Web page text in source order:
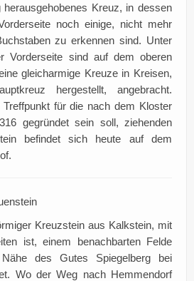
herausgehobenes Kreuz, in dessen
noch einige, nicht mehr
zu erkennen sind. Unter
Vorderseite sind auf dem oberen
gleicharmige Kreuze in Kreisen,
hergestellt, angebracht.
für die nach dem Kloster
gegründet sein soll, ziehenden
befindet sich heute auf dem
Kreuzstein aus Kalkstein, mit
ist, einem benachbarten Felde
des Gutes Spiegelberg bei
Wo der Weg nach Hemmendorf